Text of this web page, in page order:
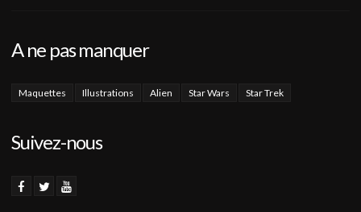
A ne pas manquer
Maquettes Illustrations Alien Star Wars Star Trek
Suivez-nous